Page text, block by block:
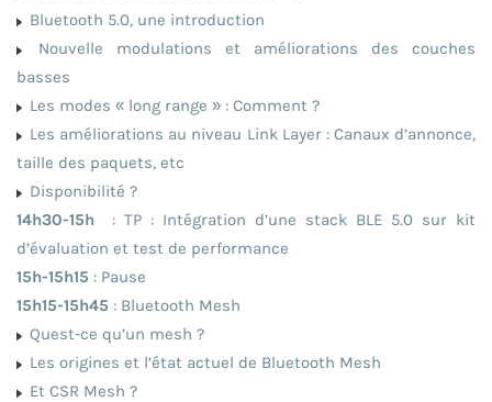
Bluetooth 5.0, une introduction
Nouvelle modulations et améliorations des couches
basses
Les modes « long range » : Comment ?
Les améliorations au niveau Link Layer : Canaux d’annonce,
taille des paquets, etc
Disponibilité ?
14h30-15h
: TP : Intégration d’une stack BLE 5.0 sur kit
d’évaluation et test de performance
15h-15h15 : Pause
15h15-15h45 : Bluetooth Mesh
Quest-ce qu’un mesh ?
Les origines et l’état actuel de Bluetooth Mesh
Et CSR Mesh ?